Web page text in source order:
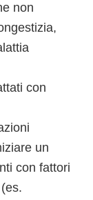
non
con
un
con fattori